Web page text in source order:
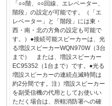
「○○階、○○回線、エレベーター、
階段」の設定が可能です。（「エ
レベーター」と「階段」には東・
西・南・北の方角の設定も可能で
す。）●接続可能スピーカーは、光
る増設スピーカーWQN970W（3台
まで） または、増設スピーカー
EC95352（1台まで）です。●光る
増設スピーカーの連続点滅時間は
約2分間です。注）増設スピーカー
を副受信機の代用としてお使いい
ただく場合は、所轄消防署への確